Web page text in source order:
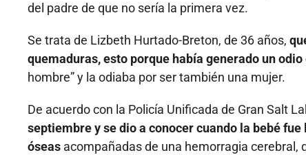
del padre de que no sería la primera vez.
Se trata de Lizbeth Hurtado-Breton, de 36 años,
quemaduras, esto porque había generado un
hombre” y la odiaba por ser también una mujer.
De acuerdo con la Policía Unificada de Gran Salt
septiembre y se dio a conocer cuando la bebé
óseas acompañadas de una hemorragia cerebral,